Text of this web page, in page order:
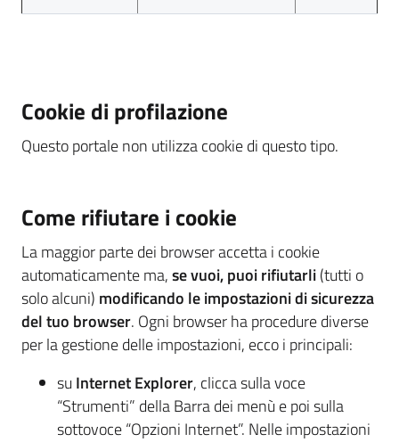
Cookie di profilazione
Questo portale non utilizza cookie di questo tipo.
Come rifiutare i cookie
La maggior parte dei browser accetta i cookie
automaticamente ma,se vuoi, puoi rifiutarli(tutti o
solo alcuni) modificando le impostazioni di sicurezza
del tuo browser. Ogni browser ha procedure diverse
per la gestione delle impostazioni, ecco i principali:
su Internet Explorer, clicca sulla voce
“Strumenti” della Barra dei menù e poi sulla
sottovoce “Opzioni Internet”. Nelle impostazioni